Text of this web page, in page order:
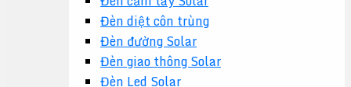
Đèn diệt côn trùng
Đèn đường Solar
Đèn giao thông Solar
Đèn Led Solar